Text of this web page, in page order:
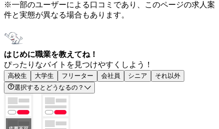
※一部のユーザーによる口コミであり、このページの求人案
件と実態が異なる場合もあります。
はじめに職業を教えてね！
ぴったりなバイトを見つけやすくしよう！
高校生 大学生 フリーター 会社員 シニア
それ以外
選択するとどうなるの？